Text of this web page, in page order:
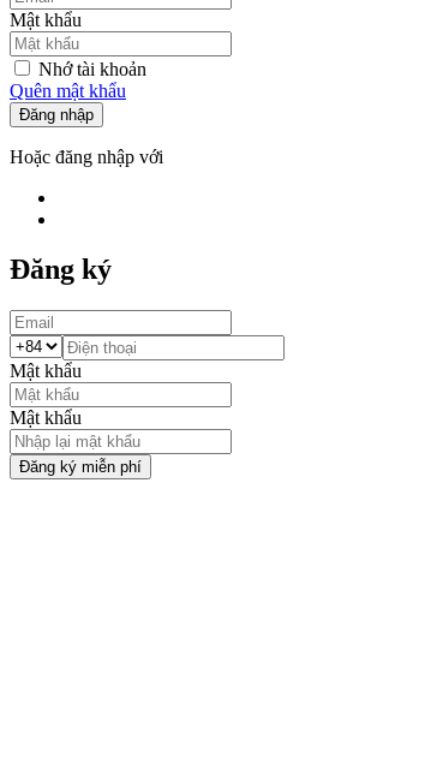
Mật khẩu
Nhớ tài khoản
Quên mật khẩu
Đăng nhập
Hoặc đăng nhập với
Đăng ký
Mật khẩu
Mật khẩu
Đăng ký miễn phí